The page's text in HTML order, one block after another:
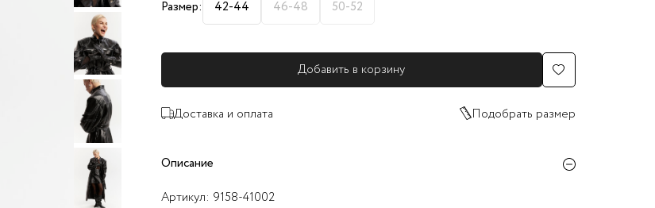
Размер: 42-44 46-48 50-52
Добавить в корзину
Доставка и оплата Подобрать размер
Описание
Артикул: 9158-41002